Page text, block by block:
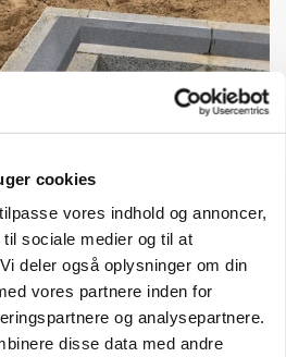
cookies
vores indhold og annoncer,
sociale medier og til at
deler også oplysninger om din
vores partnere inden for
og analysepartnere.
disse data med andre
kan åbne nyt
Annonce
og